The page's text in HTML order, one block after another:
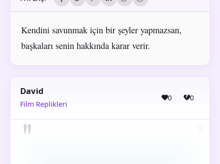
Kendini savunmak için bir şeyler yapmazsan,
başkaları senin hakkında karar verir.
David
Film Replikleri
0 0